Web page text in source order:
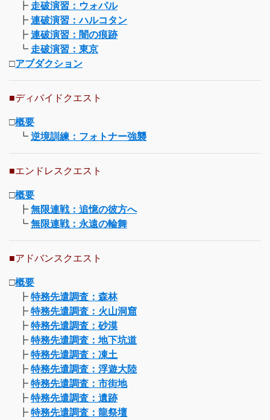
┣ 走破演習：ウォパル
┣連破演習：ハルコタン
┣連破演習：闇の痕跡
┗ 走破演習：東京
□アブダクション
■ディバイドクエスト
□概要
┗逆境訓練：フォトナー強襲
■エンドレスクエスト
□概要
┣無限連戦：追憶の彼方へ
┗無限連戦：永遠の輪舞
■アドバンスクエスト
□概要
┣特務先遣調査：森林
┣特務先遣調査：火山洞窟
┣特務先遣調査：砂漠
┣特務先遣調査：地下坑道
┣特務先遣調査：凍土
┣特務先遣調査：浮遊大陸
┣特務先遣調査：市街地
┣特務先遣調査：遺跡
┣特務先遣調査：龍祭壇